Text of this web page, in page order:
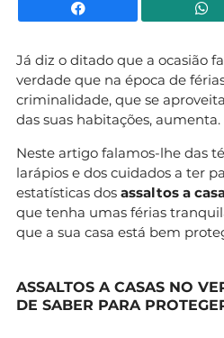
Facebook
Já diz o ditado que a ocasião
verdade que na época de
criminalidade, que se
das suas habitações, aumenta.
Neste artigo falamos-lhe das
larápios e dos cuidados a ter
estatísticas dos assaltos a
que tenha umas férias
que a sua casa está bem
ASSALTOS A CASAS NO
DE SABER PARA